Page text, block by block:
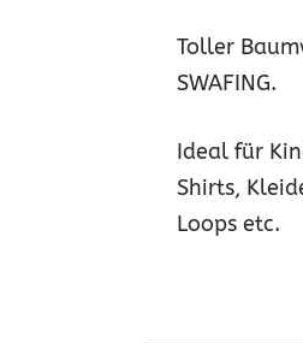
Toller
SWAFING.
Ideal für
Shirts,
Loops etc.